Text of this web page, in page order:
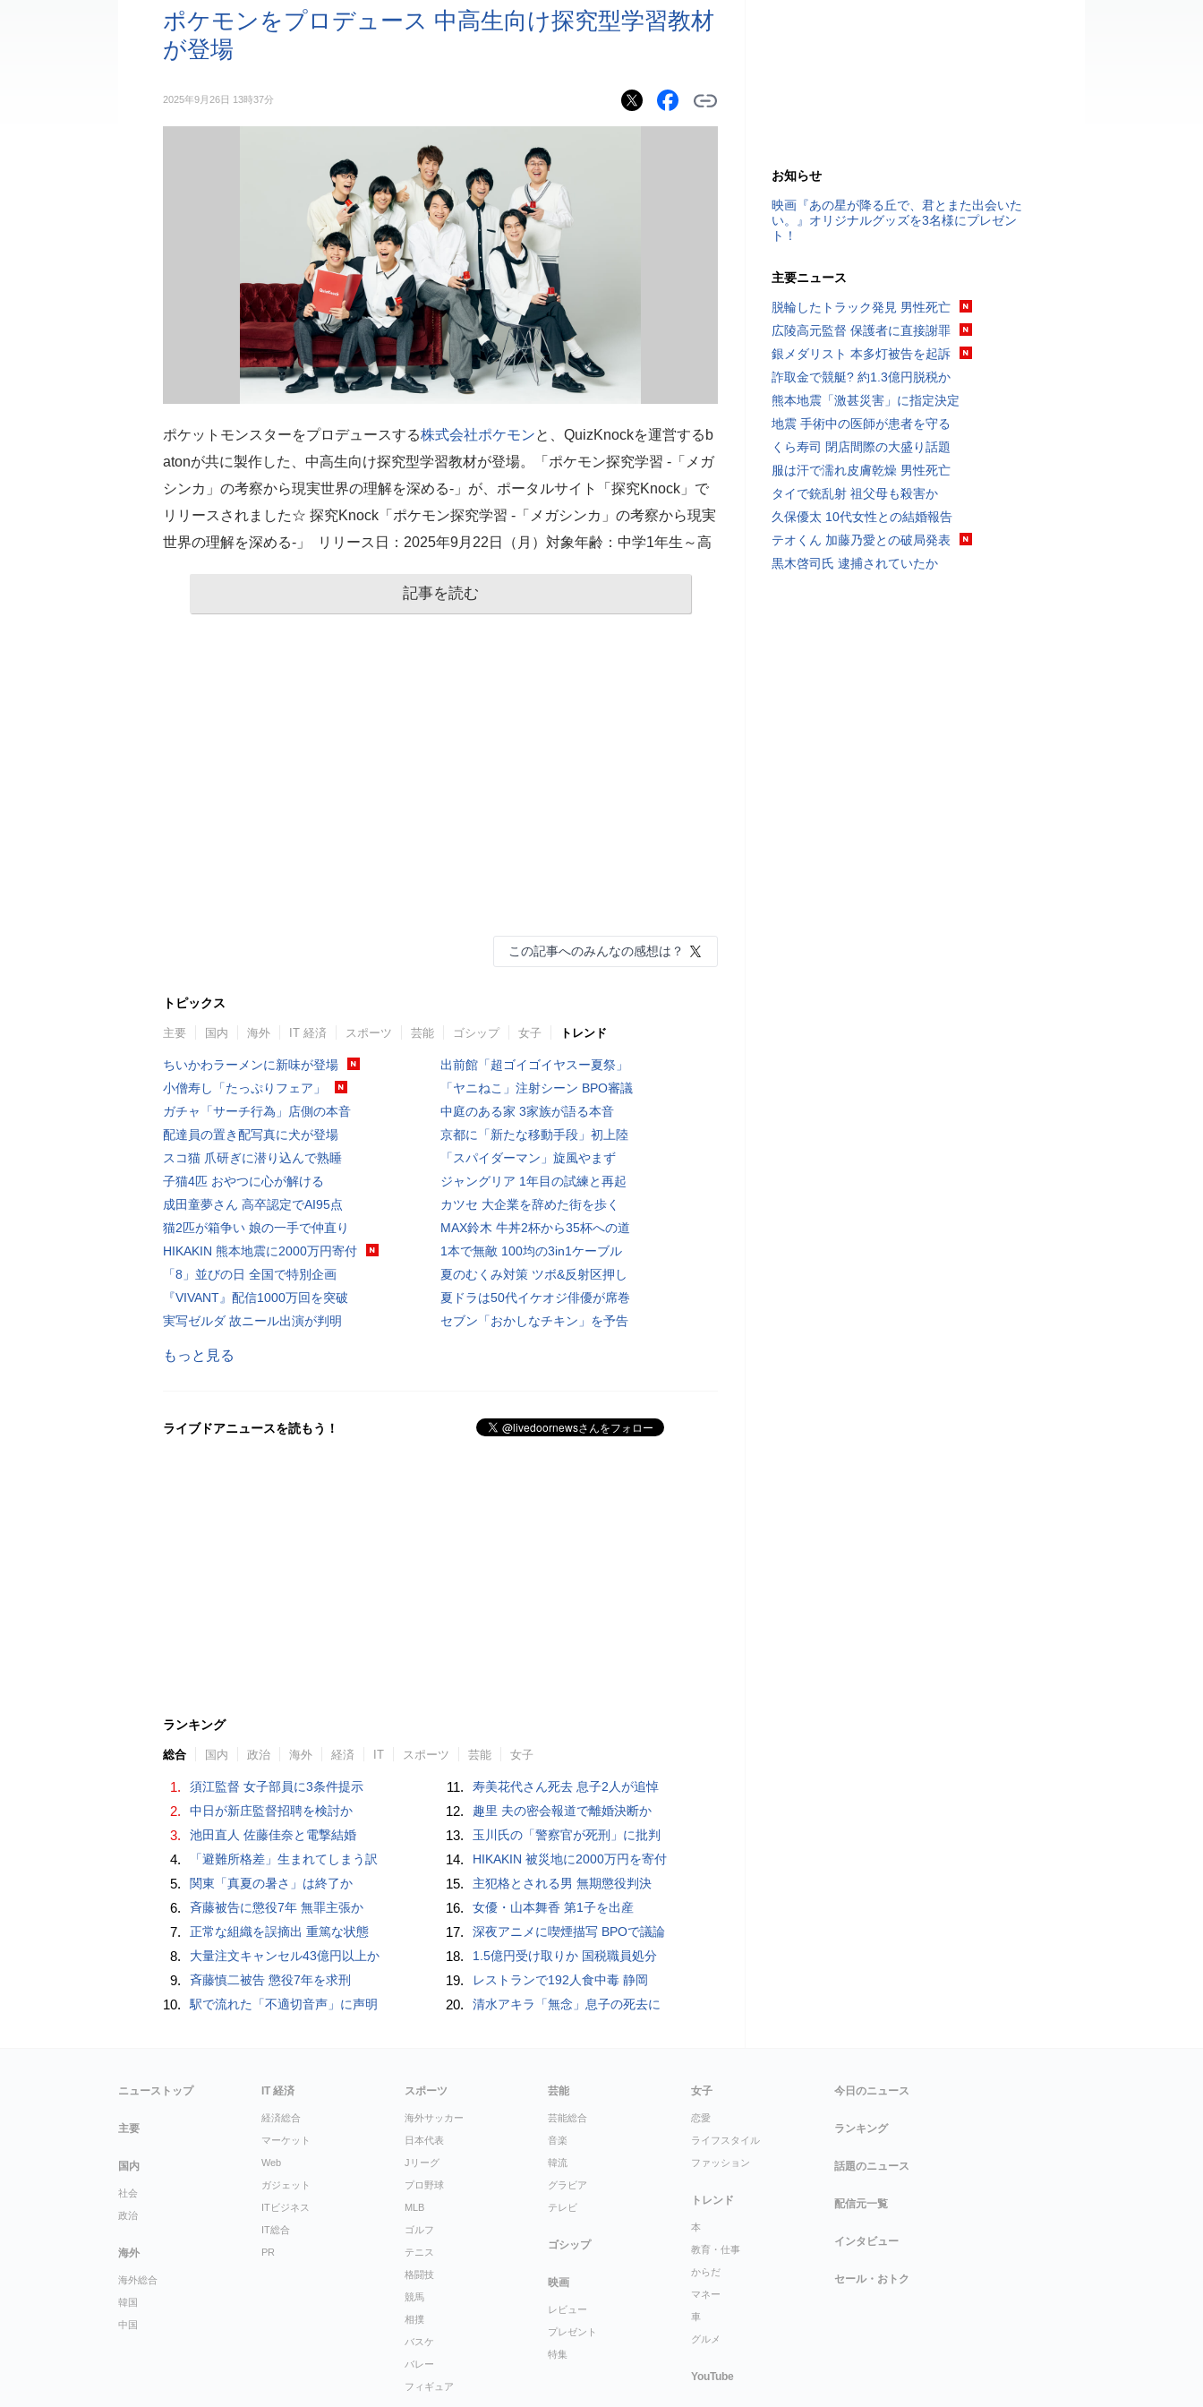
ポケモンをプロデュース 中高生向け探究型学習教材
が登場
2025年9月26日 13時37分
ポケットモンスターをプロデュースする株式会社ポケモンと、QuizKnockを運営するb
atonが共に製作した、中高生向け探究型学習教材が登場。「ポケモン探究学習 -「メガ
シンカ」の考察から現実世界の理解を深める-」が、ポータルサイト「探究Knock」で
リリースされました☆ 探究Knock「ポケモン探究学習 -「メガシンカ」の考察から現実
世界の理解を深める-」 リリース日：2025年9月22日（月）対象年齢：中学1年生～高
記事を読む
この記事へのみんなの感想は？
トピックス
主要 国内 海外 IT 経済 スポーツ 芸能 ゴシップ 女子 トレンド
ちいかわラーメンに新味が登場
小僧寿し「たっぷりフェア」
ガチャ「サーチ行為」店側の本音
配達員の置き配写真に犬が登場
スコ猫 爪研ぎに潜り込んで熟睡
子猫4匹 おやつに心が解ける
成田童夢さん 高卒認定でAI95点
猫2匹が箱争い 娘の一手で仲直り
HIKAKIN 熊本地震に2000万円寄付
「8」並びの日 全国で特別企画
『VIVANT』配信1000万回を突破
実写ゼルダ 故ニール出演が判明
出前館「超ゴイゴイヤスー夏祭」
「ヤニねこ」注射シーン BPO審議
中庭のある家 3家族が語る本音
京都に「新たな移動手段」初上陸
「スパイダーマン」旋風やまず
ジャングリア 1年目の試練と再起
カツセ 大企業を辞めた街を歩く
MAX鈴木 牛丼2杯から35杯への道
1本で無敵 100均の3in1ケーブル
夏のむくみ対策 ツボ&反射区押し
夏ドラは50代イケオジ俳優が席巻
セブン「おかしなチキン」を予告
もっと見る
ライブドアニュースを読もう！
ランキング
総合 国内 政治 海外 経済 IT スポーツ 芸能 女子
1. 須江監督 女子部員に3条件提示
2. 中日が新庄監督招聘を検討か
3. 池田直人 佐藤佳奈と電撃結婚
4. 「避難所格差」生まれてしまう訳
5. 関東「真夏の暑さ」は終了か
6. 斉藤被告に懲役7年 無罪主張か
7. 正常な組織を誤摘出 重篤な状態
8. 大量注文キャンセル43億円以上か
9. 斉藤慎二被告 懲役7年を求刑
10. 駅で流れた「不適切音声」に声明
11. 寿美花代さん死去 息子2人が追悼
12. 趣里 夫の密会報道で離婚決断か
13. 玉川氏の「警察官が死刑」に批判
14. HIKAKIN 被災地に2000万円を寄付
15. 主犯格とされる男 無期懲役判決
16. 女優・山本舞香 第1子を出産
17. 深夜アニメに喫煙描写 BPOで議論
18. 1.5億円受け取りか 国税職員処分
19. レストランで192人食中毒 静岡
20. 清水アキラ「無念」息子の死去に
お知らせ
映画『あの星が降る丘で、君とまた出会いた
い。』オリジナルグッズを3名様にプレゼン
ト！
主要ニュース
脱輪したトラック発見 男性死亡
広陵高元監督 保護者に直接謝罪
銀メダリスト 本多灯被告を起訴
詐取金で競艇? 約1.3億円脱税か
熊本地震「激甚災害」に指定決定
地震 手術中の医師が患者を守る
くら寿司 閉店間際の大盛り話題
服は汗で濡れ皮膚乾燥 男性死亡
タイで銃乱射 祖父母も殺害か
久保優太 10代女性との結婚報告
テオくん 加藤乃愛との破局発表
黒木啓司氏 逮捕されていたか
ニューストップ
主要
国内
社会
政治
海外
海外総合
韓国
中国
IT 経済
経済総合
マーケット
Web
ガジェット
ITビジネス
IT総合
PR
スポーツ
海外サッカー
日本代表
Jリーグ
プロ野球
MLB
ゴルフ
テニス
格闘技
競馬
相撲
バスケ
バレー
フィギュア
芸能
芸能総合
音楽
韓流
グラビア
テレビ
ゴシップ
映画
レビュー
プレゼント
特集
女子
恋愛
ライフスタイル
ファッション
トレンド
本
教育・仕事
からだ
マネー
車
グルメ
YouTube
今日のニュース
ランキング
話題のニュース
配信元一覧
インタビュー
セール・おトク